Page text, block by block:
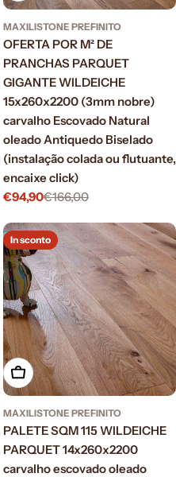
MAXILISTONE PREFINITO
OFERTA POR M² DE
PRANCHAS PARQUET
GIGANTE WILDEICHE
15x260x2200 (3mm nobre)
carvalho Escovado Natural
oleado Antiquedo Biselado
(instalação colada ou flutuante,
encaixe click)
Prezzo
vendita
€94,90
Prezzo€166,00
In sconto
Aggiungi al carrello
MAXILISTONE PREFINITO
PALETE SQM 115 WILDEICHE
PARQUET 14x260x2200
carvalho escovado oleado